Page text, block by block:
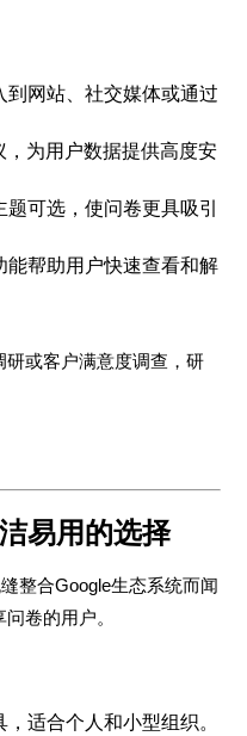
到网站、社交媒体或通过
，为用户数据提供高度安
题可选，使问卷更具吸引
能帮助用户快速查看和解
研或客户满意度调查，研
易用的选择
整合Google生态系统而闻
卷的用户。
，适合个人和小型组织。